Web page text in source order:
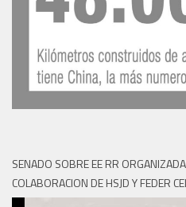
SENADO SOBRE EE RR
COLABORACION DE HSJD Y FEDER